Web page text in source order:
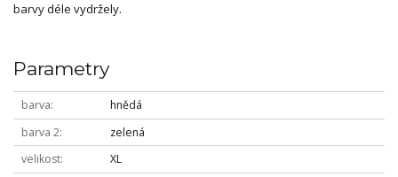
barvy déle vydržely.
Parametry
barva
hnědá
barva 2
zelená
velikost
XL